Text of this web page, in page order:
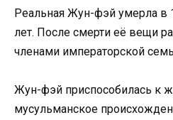
Реальная Жун-фэй умерла в
лет. После смерти её вещи
членами императорской
Жун-фэй приспособилась к
мусульманское